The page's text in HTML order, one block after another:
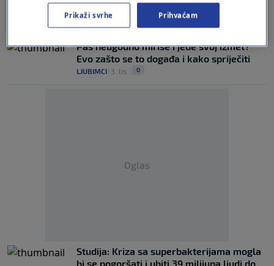
namirnicama nalazi
LIFESTYLE|
Pas neugodno miriše i jede svoj izmet?
Evo zašto se to događa i kako spriječiti
LJUBIMCI 3. lis. 0
Oglas
Studija: Kriza sa superbakterijama mogla
bi se pogoršati i ubiti 39 milijuna ljudi do
Prikaži svrhe Prihvaćam